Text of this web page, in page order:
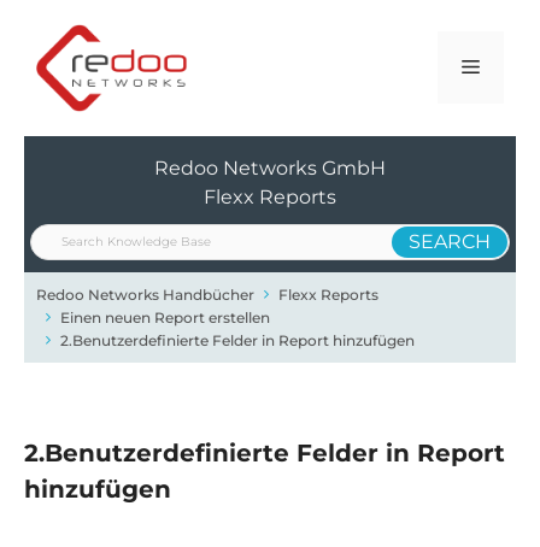
Inhalt
springen
Menü
Redoo Networks GmbH
Flexx Reports
Redoo Networks Handbücher
Flexx Reports
Einen neuen Report erstellen
2.Benutzerdefinierte Felder in Report hinzufügen
2.Benutzerdefinierte Felder in Report
hinzufügen